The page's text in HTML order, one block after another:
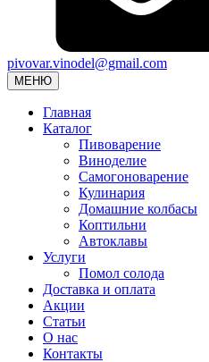
pivovar.vinodel@gmail.com
МЕНЮ
Главная
Каталог
Пивоварение
Виноделие
Самогоноварение
Кулинария
Домашние колбасы
Коптильни
Автоклавы
Услуги
Помол солода
Доставка и оплата
Акции
Статьи
О нас
Контакты